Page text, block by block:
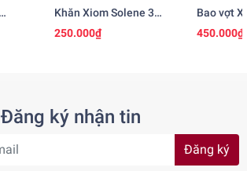
Khăn Xiom Solene 3
chính hãng
250.000₫
Bao vợt
450.000₫
Đăng ký nhận tin
Đăng ký